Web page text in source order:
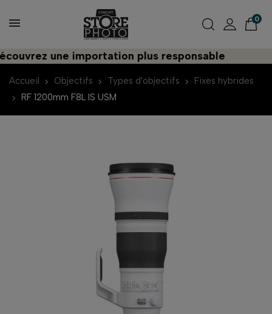
0
une importation plus responsable
Accueil Objectifs Types d'objectifs
Fixes hybrides
RF 1200mm F8L IS USM